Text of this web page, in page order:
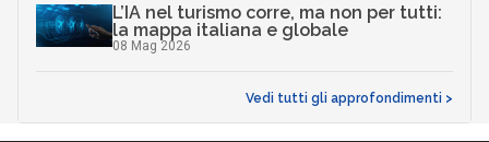
L’IA nel turismo corre, ma non per tutti:
la mappa italiana e globale
08 Mag 2026
Vedi tutti gli approfondimenti >